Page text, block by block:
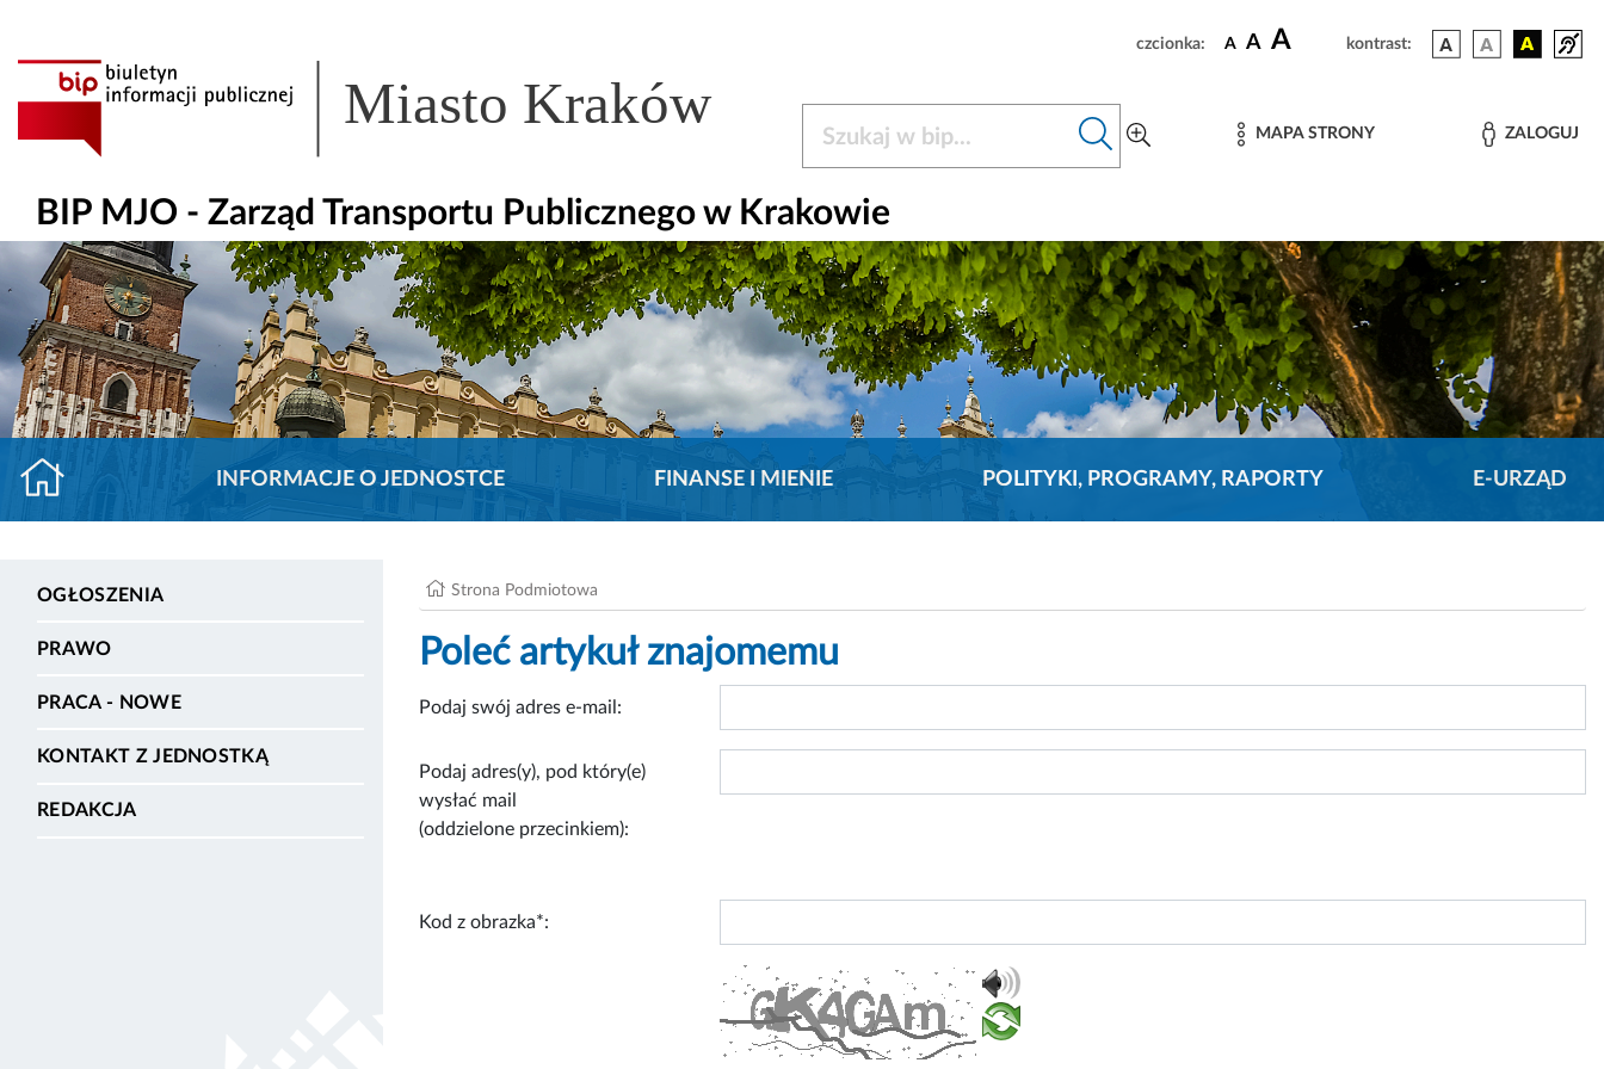
czcionka: A A A kontrast:
Miasto Kraków MAPA STRONY ZALOGUJ
BIP MJO - Zarząd Transportu Publicznego w Krakowie
INFORMACJE O JEDNOSTCE FINANSE I MIENIE POLITYKI, PROGRAMY, RAPORTY E-URZĄD
OGŁOSZENIA
PRAWO
PRACA - NOWE
KONTAKT Z JEDNOSTKĄ
REDAKCJA
Strona Podmiotowa
Poleć artykuł znajomemu
Podaj swój adres e-mail:
Podaj adres(y), pod który(e)
wysłać mail
(oddzielone przecinkiem):
Kod z obrazka*: